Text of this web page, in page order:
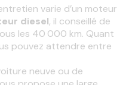
varie d’un moteur
diesel, il conseillé de
les 40 000 km. Quant
pouvez attendre entre
neuve ou de